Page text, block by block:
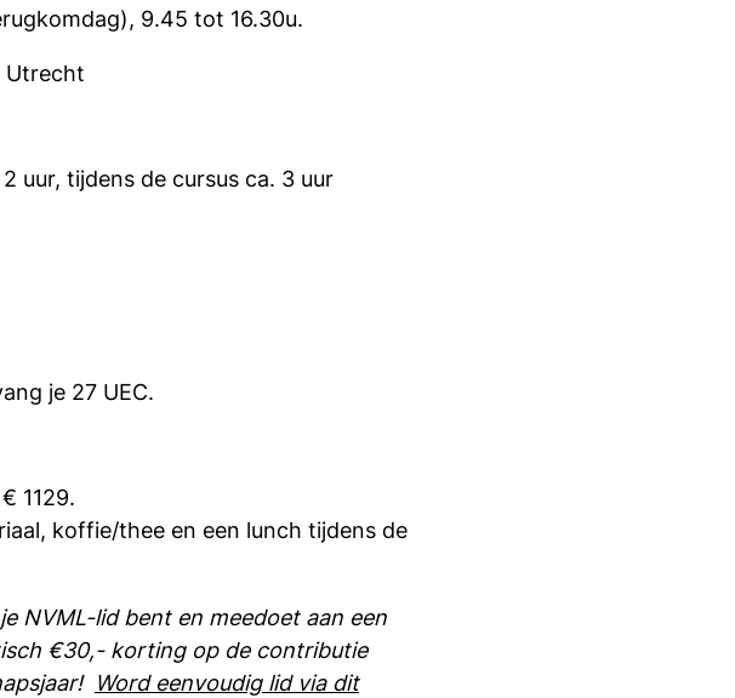
9.45 tot 16.30u.
Utrecht
uur, tijdens de cursus ca. 3 uur
je 27 UEC.
1129.
koffie/thee en een lunch tijdens de
NVML-lid bent en meedoet aan een
€30,- korting op de contributie
Word eenvoudig lid via dit